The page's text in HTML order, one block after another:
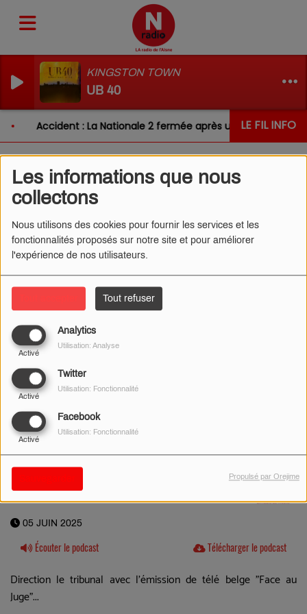
Les informations que nous
collectons
Nous utilisons des cookies pour fournir les services et les
fonctionnalités proposés sur notre site et pour améliorer
l'expérience de nos utilisateurs.
Tout refuser
Analytics
Activé
Utilisation: Analyse
Twitter
Activé
Utilisation: Fonctionnalité
Facebook
Activé
Utilisation: Fonctionnalité
Propulsé par Orejime
KINGSTON TOWN
UB 40
LE FIL INFO
Accident : La Nationale 2 fermée après un choc entre
L'ŒIL DE CÉDRIC 05/06/2025
05 JUIN 2025
Écouter le podcast Télécharger le podcast
Direction le tribunal avec l'émission de télé belge "Face au
Juge"...